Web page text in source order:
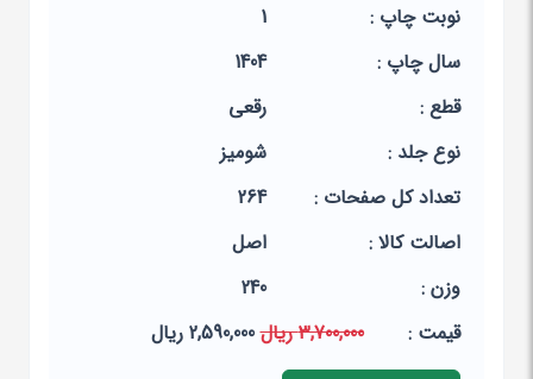
نوبت چاپ :
1
سال چاپ :
1404
قطع :
رقعی
نوع جلد :
شومیز
تعداد کل صفحات :
264
اصالت کالا :
اصل
وزن :
240
قيمت :
3,700,000 ریال 2,590,000 ریال